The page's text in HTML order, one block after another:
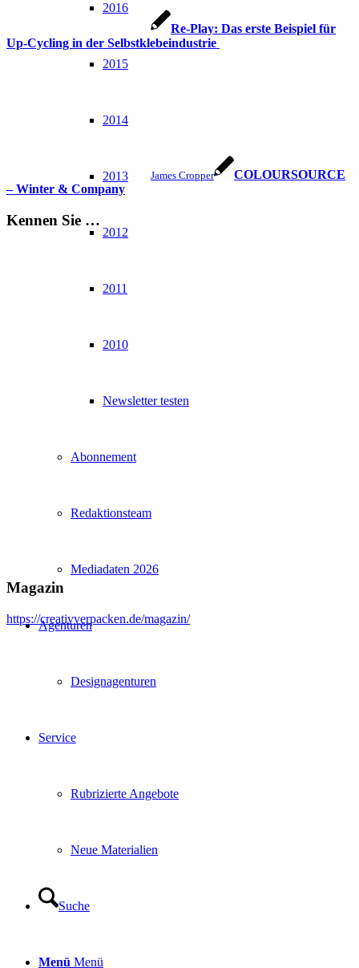
2016
2015
2014
2013
2012
2011
2010
Newsletter testen
Abonnement
Redaktionsteam
Mediadaten 2026
Agenturen
Designagenturen
Service
Rubrizierte Angebote
Neue Materialien
Suche
Menü Menü
Re-Play: Das erste Beispiel für
Up-Cycling in der Selbstklebeindustrie
James Cropper
COLOURSOURCE
– Winter & Company
Kennen Sie …
Magazin
https://creativverpacken.de/magazin/